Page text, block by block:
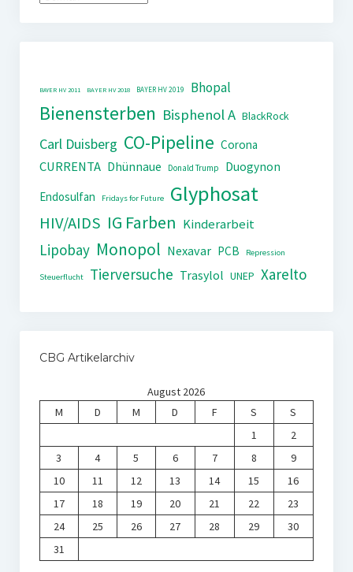
BAYER HV 2011 BAYER HV 2018 BAYER HV 2019 Bhopal
Bienensterben Bisphenol A BlackRock
Carl Duisberg CO-Pipeline Corona
CURRENTA Dhünnaue Donald Trump
Duogynon
Endosulfan
Fridays for Future Glyphosat
HIV/AIDS IG Farben Kinderarbeit
Lipobay Monopol Nexavar PCB Repression
Steuerflucht Tierversuche Trasylol UNEP Xarelto
CBG Artikelarchiv
August 2026
M
D M D F S
S
1
2
3
4 5 6 7 8
9
10
11 12 13 14 15
16
17
18 19 20 21 22
23
24
25 26 27 28 29
30
31